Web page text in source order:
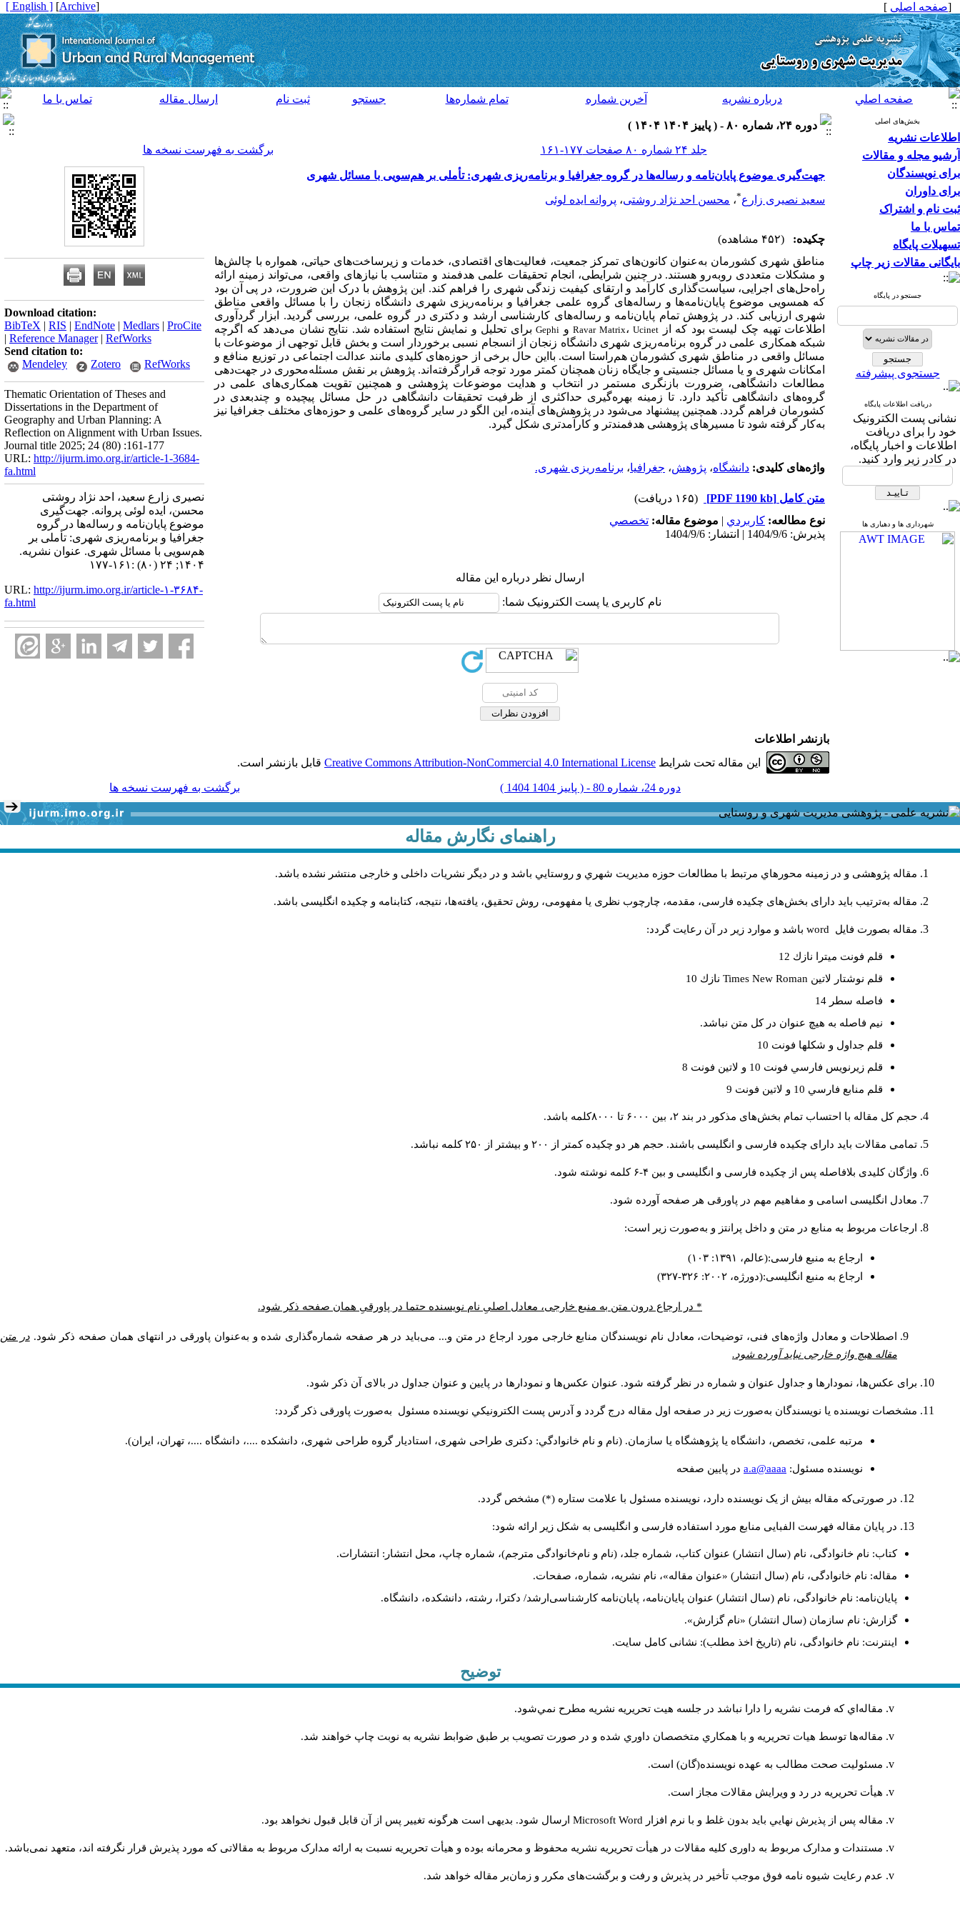
[صفحه اصلی ]
[
Archive
]
[ English ]
صفحه اصلي درباره نشريه آخرين شماره تمام شماره‌ها جستجو ثبت نام ارسال مقاله تماس با ما
بخش‌های اصلی
اطلاعات نشریه
آرشیو مجله و مقالات
برای نویسندگان
برای داوران
ثبت نام و اشتراک
تماس با ما
تسهیلات پایگاه
بایگانی مقالات زیر چاپ
جستجو در پایگاه
جستجوی پیشرفته
دریافت اطلاعات پایگاه
نشانی پست الکترونیک
خود را برای دریافت
اطلاعات و اخبار پایگاه،
در کادر زیر وارد کنید.
شهرداری ها و دهیاری ها
دوره ۲۴، شماره ۸۰ - ( پاییز ۱۴۰۴ ۱۴۰۴ )
جلد ۲۴ شماره ۸۰ صفحات ۱۷۷-۱۶۱
برگشت به فهرست نسخه ها
جهت‌گیری موضوع پایان‌نامه‌ و رساله‌ها در گروه جغرافیا و برنامه‌ریزی شهری: تأملی بر هم‌سویی با مسائل شهری
سعید نصیری زارع*، محسن احد نژاد روشتی، پروانه ایده لوئی
چکیده:
(۴۵۲ مشاهده)
مناطق شهری کشورمان به‌عنوان کانون‌های تمرکز جمعیت، فعالیت‌های اقتصادی، خدمات و زیرساخت‌های حیاتی، همواره با چالش‌ها
و مشکلات متعددی روبه‌رو هستند. در چنین شرایطی، انجام تحقیقات علمی هدفمند و متناسب با نیازهای واقعی، می‌تواند زمینه ارائه
راه‌حل‌های اجرایی، سیاست‌گذاری کارآمد و ارتقای کیفیت زندگی شهری را فراهم کند. این پژوهش با درک این ضرورت، در پی آن بود
که همسویی موضوع پایان‌نامه‌ها و رساله‌های گروه علمی جغرافیا و برنامه‌ریزی شهری دانشگاه زنجان را با مسائل واقعی مناطق
شهری ارزیابی کند. در پژوهش تمام پایان‌نامه‌ و رساله‌های کارشناسی ارشد و دکتری در گروه علمی، بررسی گردید. ابزار گردآوری
اطلاعات تهیه چک‌ لیست بود که از
Ravar Matrix،Ucinet و Gephiبرای تحلیل و نمایش نتایج استفاده شد. نتایج نشان می‌دهد که اگرچه
شبکه همکاری‌ علمی در گروه برنامه‌ریزی شهری دانشگاه زنجان از انسجام نسبی برخوردار است و بخش قابل توجهی از موضوعات با
مسائل واقعی در مناطق شهری کشورمان هم‌راستا است. بااین حال برخی از حوزه‌های کلیدی مانند عدالت اجتماعی در توزیع منافع و
امکانات شهری و یا مسائل جنسیتی و جایگاه زنان همچنان کمتر مورد توجه قرارگرفته‌اند. پژوهش بر نقش مسئله‌محوری در جهت‌دهی
مطالعات دانشگاهی، ضرورت بازنگری مستمر در انتخاب و هدایت موضوعات پژوهشی و همچنین تقویت همکاری‌های علمی در
گروه‌های دانشگاهی تأکید دارد. تا زمینه بهره‌گیری حداکثری از ظرفیت تحقیقات دانشگاهی در حل مسائل پیچیده و چندبعدی در
کشورمان فراهم گردد. همچنین پیشنهاد می‌شود در پژوهش‌های آینده، این الگو در سایر گروه‌های علمی و حوزه‌های مختلف جغرافیا نیز
به‌کار گرفته شود تا مسیرهای پژوهشی هدفمندتر و کارآمدتری شکل گیرد.
واژه‌های کلیدی: دانشگاه، پژوهش، جغرافیا، برنامه‌ریزی شهری.
متن کامل [PDF 1190 kb]
(۱۶۵ دریافت)
نوع مطالعه: كاربردي | موضوع مقاله: تخصصي
پذیرش: 1404/9/6 | انتشار: 1404/9/6
ارسال نظر درباره این مقاله
نام کاربری یا پست الکترونیک شما:
Download citation:
BibTeX | RIS | EndNote | Medlars | ProCite
| Reference Manager| RefWorks
Send citation to:
Mendeley
Zotero RefWorks
Thematic Orientation of Theses and
Dissertations in the Department of
Geography and Urban Planning: A
Reflection on Alignment with Urban Issues.
Journal title 2025; 24 (80) :161-177
URL: http://ijurm.imo.org.ir/article-1-3684-
fa.html
نصیری زارع سعید، احد نژاد روشتی
محسن، ایده لوئی پروانه. جهت‌گیری
موضوع پایان‌نامه‌ و رساله‌ها در گروه
جغرافیا و برنامه‌ریزی شهری: تأملی بر
هم‌سویی با مسائل شهری. عنوان نشریه.
۱۴۰۴; ۲۴ (۸۰) :۱۶۱-۱۷۷
URL: http://ijurm.imo.org.ir/article-۱-۳۶۸۴-
fa.html
بازنشر اطلاعات
این مقاله تحت شرایط Creative Commons Attribution-NonCommercial 4.0 International License قابل بازنشر است.
دوره 24، شماره 80 - ( پاییز 1404 1404 ) برگشت به فهرست نسخه ها
راهنمای نگارش مقاله
مقاله پژوهشی و در زمینه محورهاي مرتبط با مطالعات حوزه مديريت شهري و روستايي باشد و در دیگر نشریات داخلی و خارجی منتشر نشده باشد.
مقاله به‌ترتیب باید دارای بخش‌های چکیده فارسی، مقدمه، چارچوب نظری یا مفهومی، روش تحقیق، یافته‌ها، نتیجه، کتابنامه و چکیده انگلیسی باشد.
مقاله بصورت فايل word باشد و موارد زير در آن رعايت گردد:
قلم فونت ميترا نازك 12
قلم نوشتار لاتين Times New Roman نازك 10
فاصله سطر 14
نيم فاصله به هيچ عنوان در كل متن نباشد.
قلم جداول و شكلها فونت 10
قلم زيرنويس فارسي فونت 10 و لاتين فونت 8
قلم منابع فارسي 10 و لاتين فونت 9
حجم کل مقاله با احتساب تمام بخش‌های مذکور در بند ۲، بین ۶۰۰۰ تا ۸۰۰۰کلمه باشد.
تمامی مقالات باید دارای چکیده فارسی و انگلیسی باشند. حجم هر دو چکیده کمتر از ۲۰۰ و بیشتر از ۲۵۰ کلمه نباشد.
واژگان کلیدی بلافاصله پس از چکیده فارسی و انگلیسی و بین ۴-۶ کلمه نوشته شود.
معادل انگلیسی اسامی و مفاهیم مهم در پاورقی هر صفحه آورده شود.
ارجاعات مربوط به منابع در متن و داخل پرانتز و به‌صورت زیر است:
ارجاع به منبع فارسی:(عالم، ۱۳۹۱: ۱۰۳)
ارجاع به منبع انگلیسی:(دورژه، ۲۰۰۲: ۳۲۶-۳۲۷)
* در ارجاع درون متن به منبع خارجی، معادل اصلیِ نام نویسنده حتما در پاورقیِ همان صفحه ذکر شود.
اصطلاحات و معادل واژه‌های فنی، توضیحات، معادل نام نویسندگان منابع خارجی مورد ارجاع در متن و... می‌باید در هر صفحه شماره‌گذاری شده و به‌عنوان پاورقی در انتهای همان صفحه ذکر شود. در متن
مقاله هیچ واژه خارجی نباید آورده شود.
برای عکس‌ها، نمودارها و جداول عنوان و شماره در نظر گرفته شود. عنوان عکس‌ها و نمودارها در پایین و عنوان جداول در بالای آن ذکر شود.
مشخصات نویسنده یا نویسندگان به‌صورت زیر در صفحه اول مقاله درج گردد و آدرس پست الكترونيكي نويسنده مسئول به‌صورت پاورقی ذکر گردد:
مرتبه علمی، تخصص، دانشگاه یا پژوهشگاه یا سازمان. (نام و نام خانوادگي: دکتری طراحی شهری، استادیار گروه طراحی شهری، دانشکده ....، دانشگاه ....، تهران، ایران).
نويسنده مسئول: a.a@aaaa در پايين صفحه
در صورتی‌که مقاله بیش از یک نویسنده دارد، نویسنده مسئول با علامت ستاره (*) مشخص گردد.
در پایان مقاله فهرست الفبایی منابع مورد استفاده فارسی و انگلیسی به شکل زیر ارائه شود:
کتاب: نام خانوادگی، نام (سال انتشار) عنوان کتاب، شماره جلد، (نام و نام‌خانوادگی مترجم)، شماره چاپ، محل انتشار: انتشارات.
مقاله: نام خانوادگی، نام (سال انتشار) «عنوان مقاله»، نام نشریه، شماره، صفحات.
پایان‌نامه: نام خانوادگی، نام (سال انتشار) عنوان پایان‌نامه، پایان‌نامه کارشناسی‌ارشد/ دکترا، رشته، دانشکده، دانشگاه.
گزارش: نام سازمان (سال انتشار) «نام گزارش».
اینترنت: نام خانوادگی، نام (تاریخ اخذ مطلب): نشانی کامل سایت.
توضیح
مقاله‌اي كه فرمت نشريه را دارا نباشد در جلسه هيت تحريريه نشريه مطرح نمي‌شود.
مقاله‌ها توسط هیات تحريريه و با همکاري متخصصان داوري شده و در صورت تصويب بر طبق ضوابط نشريه به نوبت چاپ خواهند شد.
مسئوليت صحت مطالب به عهده نويسنده(گان) است.
هيأت تحريريه در رد و ويرايش مقالات مجاز است.
مقاله پس از پذيرش نهايي باید بدون غلط و با نرم افزار Microsoft Word ارسال شود. بدیهی است هرگونه تغییر پس از آن قابل قبول نخواهد بود.
مستندات و مدارک مربوط به داوری کلیه مقالات در هیأت تحریریه نشریه محفوظ و محرمانه بوده و هیأت تحریریه نسبت به ارائه مدارک مربوط به مقالاتی که مورد پذیرش قرار نگرفته اند، متعهد نمی‌باشد.
عدم رعایت شیوه نامه فوق موجب تأخیر در پذیرش و رفت و برگشت‌‌های مکرر و زمان‌بر مقاله خواهد شد.